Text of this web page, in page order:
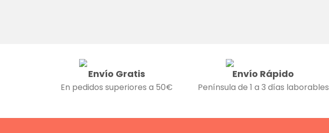
Envío Gratis
En pedidos superiores a 50€
Envío Rápido
Península de 1 a 3 días laborables